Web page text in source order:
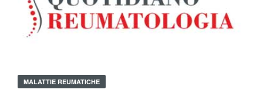
MALATTIE REUMATICHE